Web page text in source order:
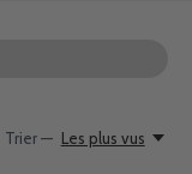
Trier — Les plus vus